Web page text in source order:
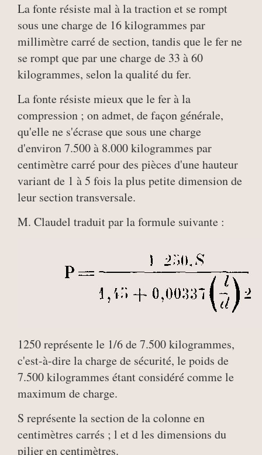
La fonte résiste mal à la traction et se rompt
sous une charge de 16 kilogrammes par
millimètre carré de section, tandis que le fer ne
se rompt que par une charge de 33 à 60
kilogrammes, selon la qualité du fer.
La fonte résiste mieux que le fer à la
compression ; on admet, de façon générale,
qu'elle ne s'écrase que sous une charge
d'environ 7.500 à 8.000 kilogrammes par
centimètre carré pour des pièces d'une hauteur
variant de 1 à 5 fois la plus petite dimension de
leur section transversale.
M. Claudel traduit par la formule suivante :
1250 représente le 1/6 de 7.500 kilogrammes,
c'est-à-dire la charge de sécurité, le poids de
7.500 kilogrammes étant considéré comme le
maximum de charge.
S représente la section de la colonne en
centimètres carrés ; l et d les dimensions du
pilier en centimètres.